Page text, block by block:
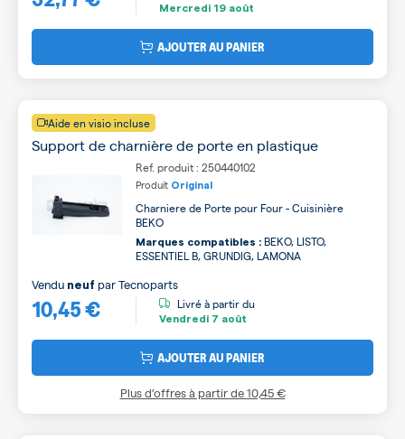
Mercredi 19 août
AJOUTER AU PANIER
Aide en visio incluse
Support de charnière de porte en plastique
Ref. produit : 250440102
Produit Original
Charniere de Porte pour Four - Cuisinière
BEKO
Marques compatibles : BEKO, LISTO,
ESSENTIEL B, GRUNDIG, LAMONA
10,45 €
Vendu neuf parTecnoparts
Livré à partir du
Vendredi 7 août
AJOUTER AU PANIER
Plus d’offres à partir de10,45 €